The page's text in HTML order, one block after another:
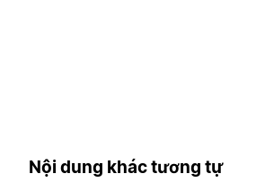
Nội dung khác tương tự